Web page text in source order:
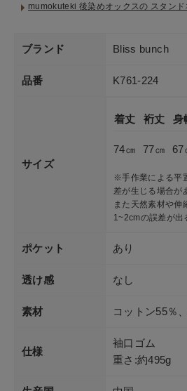
mumokuteki 後染めオックスの スタン
ブランド Bliss bunch
品番 K761-224
サイズ
着丈
74㎝
裄丈
77㎝
身
67
※手作業による平
差が生じる場合が
また天然素材や伸
1~2cmの誤差が出
ポケット あり
透け感 なし
素材 コットン55％
仕様
袖口ゴム
重さ:約495g